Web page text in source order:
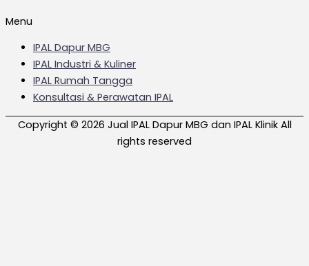
Menu
IPAL Dapur MBG
IPAL Industri & Kuliner
IPAL Rumah Tangga
Konsultasi & Perawatan IPAL
Copyright © 2026 Jual IPAL Dapur MBG dan IPAL Klinik All
rights reserved